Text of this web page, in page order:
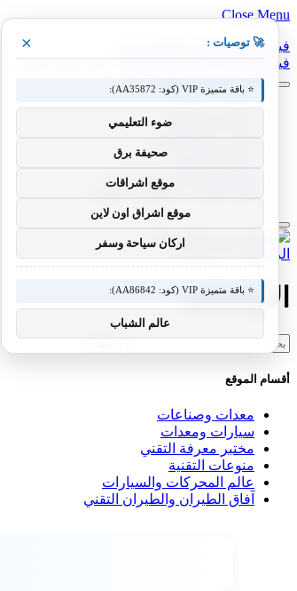
Close Menu
فيسبوك X (Twitter)
فيسبوك X (Twitter) الانستغرام بينتيريست فيميو
معدات وصناعات
سيارات ومعدات
عالم المحركات والسيارات
آفاق الطيران والطيران التقني
الرئيسية الأولشاهد
الأولشاهد
البحث
أقسام الموقع
معدات وصناعات
سيارات ومعدات
مختبر معرفة التقني
منوعات التقنية
عالم المحركات والسيارات
آفاق الطيران والطيران التقني
🚀 توصيات : ×
⭐ باقة متميزة VIP (كود: AA35872):
ضوء التعليمي
صحيفة برق
موقع اشراقات
موقع اشراق اون لاين
اركان سياحة وسفر
⭐ باقة متميزة VIP (كود: AA86842):
عالم الشباب